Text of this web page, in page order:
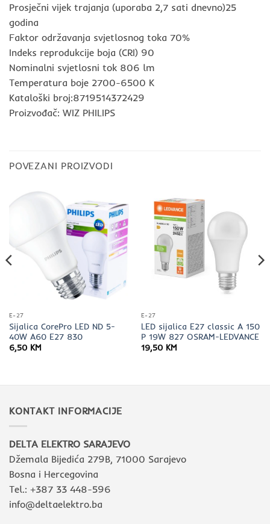
Prosječni vijek trajanja (uporaba 2,7 sati dnevno)25
godina
Faktor održavanja svjetlosnog toka 70%
Indeks reprodukcije boja (CRI) 90
Nominalni svjetlosni tok 806 lm
Temperatura boje 2700-6500 K
Kataloški broj:8719514372429
Proizvođač: WIZ PHILIPS
POVEZANI PROIZVODI
E-27
Sijalica CorePro LED ND 5-
40W A60 E27 830
6,50 KM
E-27
LED sijalica E27 classic A 150
P 19W 827 OSRAM-LEDVANCE
19,50 KM
KONTAKT INFORMACIJE
DELTA ELEKTRO SARAJEVO
Džemala Bijedića 279B, 71000 Sarajevo
Bosna i Hercegovina
Tel.: +387 33 448-596
info@deltaelektro.ba